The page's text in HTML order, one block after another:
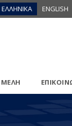
ΕΛΛΗΝΙΚΑ ENGLISH
ΜΕΛΗ